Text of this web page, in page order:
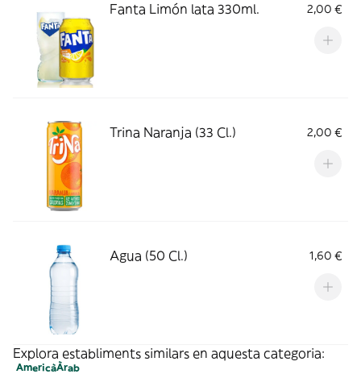
Fanta Limón lata 330ml. 2,00 €
Trina Naranja (33 Cl.) 2,00 €
Agua (50 Cl.) 1,60 €
Explora establiments similars en aquesta categoria:
AmericàÀrab